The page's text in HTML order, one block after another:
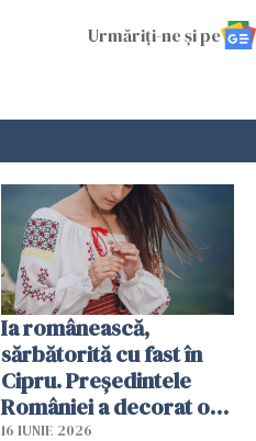
Urmăriți-ne și pe
Ia românească,
sărbătorită cu fast în
Cipru. Președintele
României a decorat o
organizație
16 IUNIE 2026